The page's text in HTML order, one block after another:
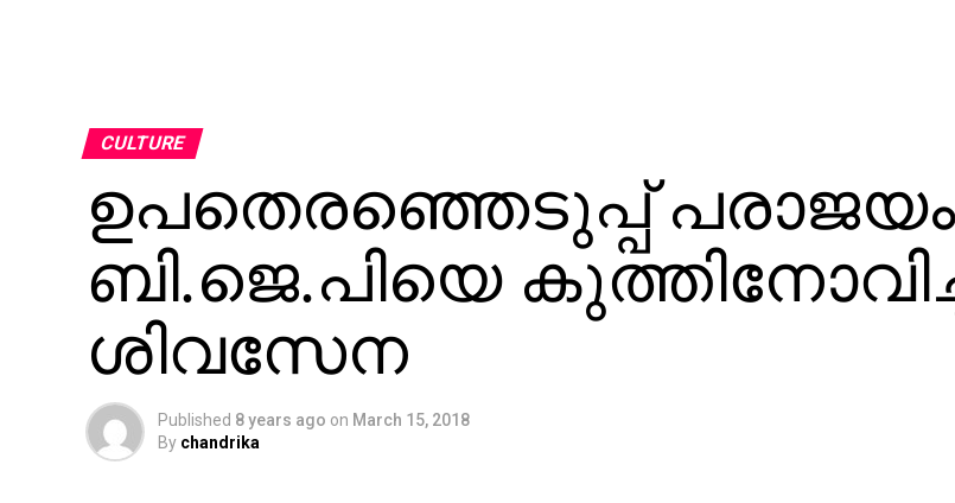
CULTURE
ഉപതെരഞ്ഞെടുപ്പ് പരാജയം
ബി.ജെ.പിയെ
ശിവസേന
Published 8 years ago on March 15, 2018
By chandrika